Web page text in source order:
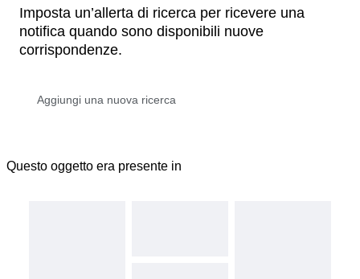
Imposta un’allerta di ricerca per ricevere una
notifica quando sono disponibili nuove
corrispondenze.
Questo oggetto era presente in